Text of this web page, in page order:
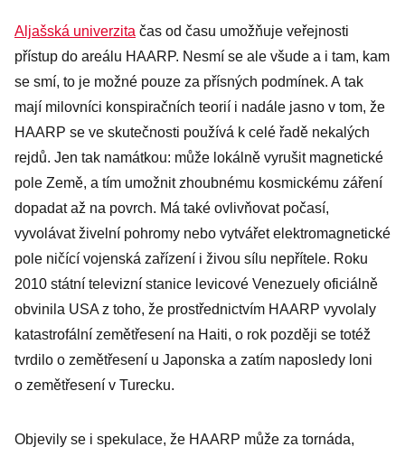
Aljašská univerzita čas od času umožňuje veřejnosti
přístup do areálu HAARP. Nesmí se ale všude a i tam, kam
se smí, to je možné pouze za přísných podmínek. A tak
mají milovníci konspiračních teorií i nadále jasno v tom, že
HAARP se ve skutečnosti používá k celé řadě nekalých
rejdů. Jen tak namátkou: může lokálně vyrušit magnetické
pole Země, a tím umožnit zhoubnému kosmickému záření
dopadat až na povrch. Má také ovlivňovat počasí,
vyvolávat živelní pohromy nebo vytvářet elektromagnetické
pole ničící vojenská zařízení i živou sílu nepřítele. Roku
2010 státní televizní stanice levicové Venezuely oficiálně
obvinila USA z toho, že prostřednictvím HAARP vyvolaly
katastrofální zemětřesení na Haiti, o rok později se totéž
tvrdilo o zemětřesení u Japonska a zatím naposledy loni
o zemětřesení v Turecku.
Objevily se i spekulace, že ­HAARP může za tornáda,